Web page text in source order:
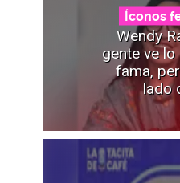
Íconos
Wendy
gente ve
fama,
lado